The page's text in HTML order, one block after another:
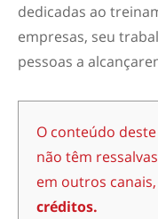
dedicadas ao
empresas, seu
pessoas a
O conteúdo
não têm
em outros canais,
créditos.